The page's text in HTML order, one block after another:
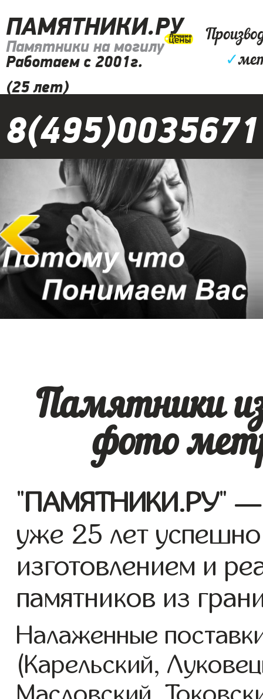
ПАМЯТНИКИ.РУ
Памятники на могилу
Работаем с 2001г.
(25 лет)
✓
8(495)0035671
Памятники
фото
"ПАМЯТНИКИ.РУ" —
уже 25 лет
изготовлением и
памятников из
Налаженные
(Карельский,